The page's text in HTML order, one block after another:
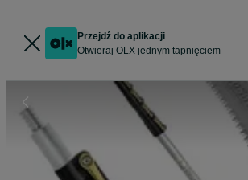
Przejdź do aplikacji
Otwieraj OLX jednym tapnięciem